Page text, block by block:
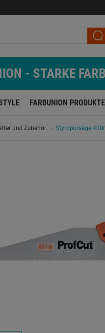
- STARKE
FARBUNION PRODUKTE
und Zubehör Styroporsäge